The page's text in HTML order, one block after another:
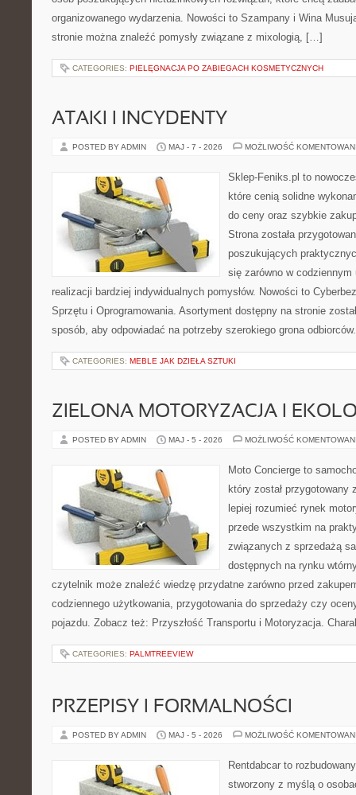
organizowanego wydarzenia. Nowości to Szampany i Wina
stronie można znaleźć pomysły związane z mixologią, […]
CATEGORIES: PIELĘGNACJA PO ZABIEGACH KOSMETYCZNYCH
ATAKI I INCYDENTY
POSTED BY ADMIN MAJ - 7 - 2026 MOŻLIWOŚĆ
Sklep-Feniks.pl to
które cenią solidne
do ceny oraz szybkie
Strona została
poszukujących
się zarówno w
realizacji bardziej indywidualnych pomysłów. Nowości to
Sprzętu i Oprogramowania. Asortyment dostępny na stronie
sposób, aby odpowiadać na potrzeby szerokiego grona
CATEGORIES: MEBLE JAK DZIEŁA SZTUKI
ZIELONA MOTORYZACJA I
POSTED BY ADMIN MAJ - 5 - 2026 MOŻLIWOŚĆ
Moto Concierge to
który został
lepiej rozumieć rynek
przede wszystkim na
związanych z sprzedażą
dostępnych na rynku
czytelnik może znaleźć wiedzę przydatne zarówno przed
codziennego użytkowania, przygotowania do sprzedaży czy
pojazdu. Zobacz też: Przyszłość Transportu i Motoryzacja.
CATEGORIES: PALMTREEVIEW
PRZEPISY I FORMALNOŚCI
POSTED BY ADMIN MAJ - 5 - 2026 MOŻLIWOŚĆ
Rentdabcar to
stworzony z myślą o